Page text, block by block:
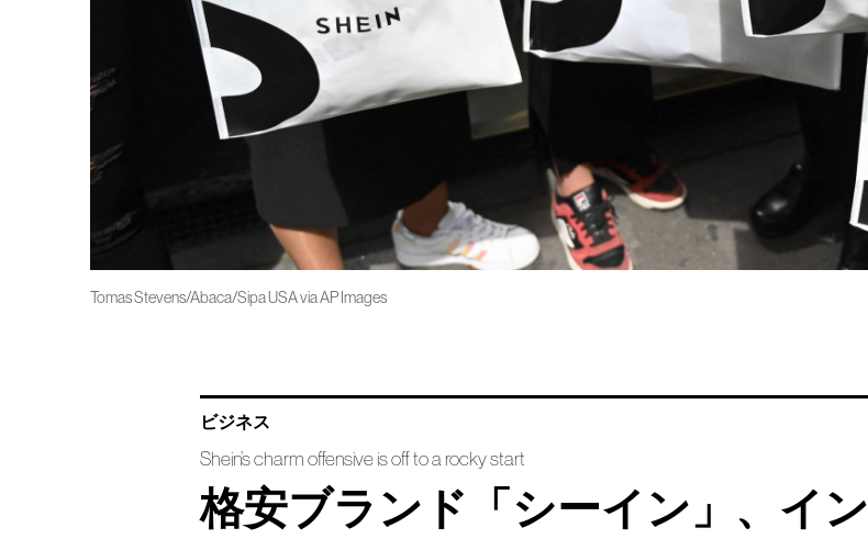
Tomas Stevens/Abaca/Sipa USA via AP Images
ビジネス
Shein’s charm offensive is off to a rocky start
格安ブランド「シーイン」、イン